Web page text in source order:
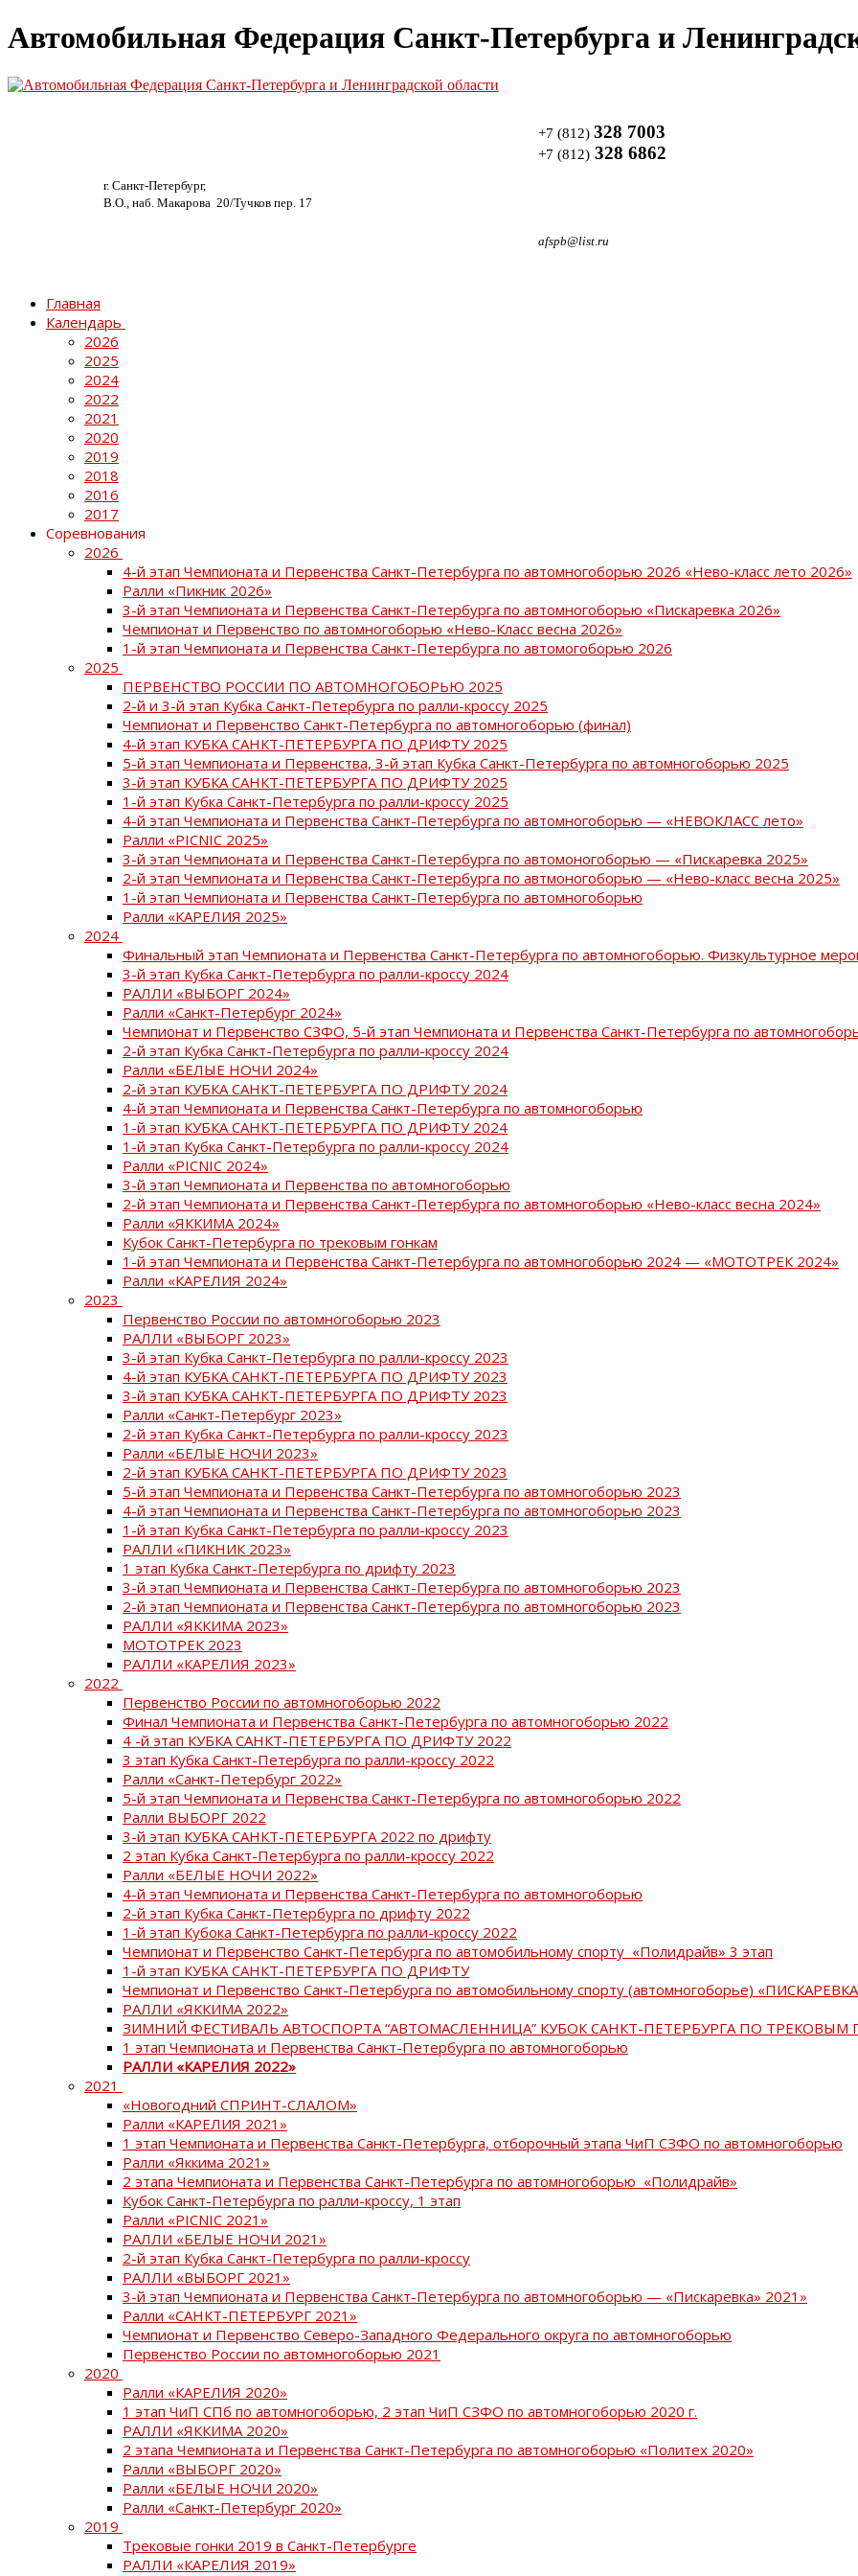
Автомобильная Федерация Санкт-Петербурга и
г. Санкт-Петербург,
В.О., наб. Макарова 20/Тучков пер. 17
+7 (812) 328 7003
+7 (812) 328 6862
afspb@list.ru
Главная
Календарь
2026
2025
2024
2022
2021
2020
2019
2018
2016
2017
Соревнования
2026
4-й этап Чемпионата и Первенства Санкт-Петербурга по автомногоборью 2026 «Нево-класс лето 2026»
Ралли «Пикник 2026»
3-й этап Чемпионата и Первенства Санкт-Петербурга по автомногоборью «Пискаревка 2026»
Чемпионат и Первенство по автомногоборью «Нево-Класс весна 2026»
1-й этап Чемпионата и Первенства Санкт-Петербурга по автомогоборью 2026
2025
ПЕРВЕНСТВО РОССИИ ПО АВТОМНОГОБОРЬЮ 2025
2-й и 3-й этап Кубка Санкт-Петербурга по ралли-кроссу 2025
Чемпионат и Первенство Санкт-Петербурга по автомногоборью (финал)
4-й этап КУБКА САНКТ-ПЕТЕРБУРГА ПО ДРИФТУ 2025
5-й этап Чемпионата и Первенства, 3-й этап Кубка Санкт-Петербурга по автомногоборью 2025
3-й этап КУБКА САНКТ-ПЕТЕРБУРГА ПО ДРИФТУ 2025
1-й этап Кубка Санкт-Петербурга по ралли-кроссу 2025
4-й этап Чемпионата и Первенства Санкт-Петербурга по автомногоборью — «НЕВОКЛАСС лето»
Ралли «PICNIC 2025»
3-й этап Чемпионата и Первенства Санкт-Петербурга по автомоногоборью — «Пискаревка 2025»
2-й этап Чемпионата и Первенства Санкт-Петербурга по автмоногоборью — «Нево-класс весна 2025»
1-й этап Чемпионата и Первенства Санкт-Петербурга по автомногоборью
Ралли «КАРЕЛИЯ 2025»
2024
Финальный этап Чемпионата и Первенства Санкт-Петербурга по автомногоборью. Физкультурное
3-й этап Кубка Санкт-Петербурга по ралли-кроссу 2024
РАЛЛИ «ВЫБОРГ 2024»
Ралли «Санкт-Петербург 2024»
Чемпионат и Первенство СЗФО, 5-й этап Чемпионата и Первенства Санкт-Петербурга по
2-й этап Кубка Санкт-Петербурга по ралли-кроссу 2024
Ралли «БЕЛЫЕ НОЧИ 2024»
2-й этап КУБКА САНКТ-ПЕТЕРБУРГА ПО ДРИФТУ 2024
4-й этап Чемпионата и Первенства Санкт-Петербурга по автомногоборью
1-й этап КУБКА САНКТ-ПЕТЕРБУРГА ПО ДРИФТУ 2024
1-й этап Кубка Санкт-Петербурга по ралли-кроссу 2024
Ралли «PICNIC 2024»
3-й этап Чемпионата и Первенства по автомногоборью
2-й этап Чемпионата и Первенства Санкт-Петербурга по автомногоборью «Нево-класс весна 2024»
Ралли «ЯККИМА 2024»
Кубок Санкт-Петербурга по трековым гонкам
1-й этап Чемпионата и Первенства Санкт-Петербурга по автомногоборью 2024 — «МОТОТРЕК 2024»
Ралли «КАРЕЛИЯ 2024»
2023
Первенство России по автомногоборью 2023
РАЛЛИ «ВЫБОРГ 2023»
3-й этап Кубка Санкт-Петербурга по ралли-кроссу 2023
4-й этап КУБКА САНКТ-ПЕТЕРБУРГА ПО ДРИФТУ 2023
3-й этап КУБКА САНКТ-ПЕТЕРБУРГА ПО ДРИФТУ 2023
Ралли «Санкт-Петербург 2023»
2-й этап Кубка Санкт-Петербурга по ралли-кроссу 2023
Ралли «БЕЛЫЕ НОЧИ 2023»
2-й этап КУБКА САНКТ-ПЕТЕРБУРГА ПО ДРИФТУ 2023
5-й этап Чемпионата и Первенства Санкт-Петербурга по автомногоборью 2023
4-й этап Чемпионата и Первенства Санкт-Петербурга по автомногоборью 2023
1-й этап Кубка Санкт-Петербурга по ралли-кроссу 2023
РАЛЛИ «ПИКНИК 2023»
1 этап Кубка Санкт-Петербурга по дрифту 2023
3-й этап Чемпионата и Первенства Санкт-Петербурга по автомногоборью 2023
2-й этап Чемпионата и Первенства Санкт-Петербурга по автомногоборью 2023
РАЛЛИ «ЯККИМА 2023»
МОТОТРЕК 2023
РАЛЛИ «КАРЕЛИЯ 2023»
2022
Первенство России по автомногоборью 2022
Финал Чемпионата и Первенства Санкт-Петербурга по автомногоборью 2022
4 -й этап КУБКА САНКТ-ПЕТЕРБУРГА ПО ДРИФТУ 2022
3 этап Кубка Санкт-Петербурга по ралли-кроссу 2022
Ралли «Санкт-Петербург 2022»
5-й этап Чемпионата и Первенства Санкт-Петербурга по автомногоборью 2022
Ралли ВЫБОРГ 2022
3-й этап КУБКА САНКТ-ПЕТЕРБУРГА 2022 по дрифту
2 этап Кубка Санкт-Петербурга по ралли-кроссу 2022
Ралли «БЕЛЫЕ НОЧИ 2022»
4-й этап Чемпионата и Первенства Санкт-Петербурга по автомногоборью
2-й этап Кубка Санкт-Петербурга по дрифту 2022
1-й этап Кубока Санкт-Петербурга по ралли-кроссу 2022
Чемпионат и Первенство Санкт-Петербурга по автомобильному спорту «Полидрайв» 3 этап
1-й этап КУБКА САНКТ-ПЕТЕРБУРГА ПО ДРИФТУ
Чемпионат и Первенство Санкт-Петербурга по автомобильному спорту (автомногоборье)
РАЛЛИ «ЯККИМА 2022»
ЗИМНИЙ ФЕСТИВАЛЬ АВТОСПОРТА “АВТОМАСЛЕННИЦА” КУБОК САНКТ-ПЕТЕРБУРГА ПО ТРЕКОВЫМ
1 этап Чемпионата и Первенства Санкт-Петербурга по автомногоборью
РАЛЛИ «КАРЕЛИЯ 2022»
2021
«Новогодний СПРИНТ-СЛАЛОМ»
Ралли «КАРЕЛИЯ 2021»
1 этап Чемпионата и Первенства Санкт-Петербурга, отборочный этапа ЧиП СЗФО по автомногоборью
Ралли «Яккима 2021»
2 этапа Чемпионата и Первенства Санкт-Петербурга по автомногоборью «Полидрайв»
Кубок Санкт-Петербурга по ралли-кроссу, 1 этап
Ралли «PICNIC 2021»
РАЛЛИ «БЕЛЫЕ НОЧИ 2021»
2-й этап Кубка Санкт-Петербурга по ралли-кроссу
РАЛЛИ «ВЫБОРГ 2021»
3-й этап Чемпионата и Первенства Санкт-Петербурга по автомногоборью — «Пискаревка» 2021»
Ралли «САНКТ-ПЕТЕРБУРГ 2021»
Чемпионат и Первенство Северо-Западного Федерального округа по автомногоборью
Первенство России по автомногоборью 2021
2020
Ралли «КАРЕЛИЯ 2020»
1 этап ЧиП СПб по автомногоборью, 2 этап ЧиП СЗФО по автомногоборью 2020 г.
РАЛЛИ «ЯККИМА 2020»
2 этапа Чемпионата и Первенства Санкт-Петербурга по автомногоборью «Политех 2020»
Ралли «ВЫБОРГ 2020»
Ралли «БЕЛЫЕ НОЧИ 2020»
Ралли «Санкт-Петербург 2020»
2019
Трековые гонки 2019 в Санкт-Петербурге
РАЛЛИ «КАРЕЛИЯ 2019»